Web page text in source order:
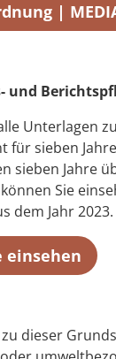
|
und
Unterlagen
für sieben
sieben Jahre
Sie
dem Jahr 2023.
einsehen
dieser